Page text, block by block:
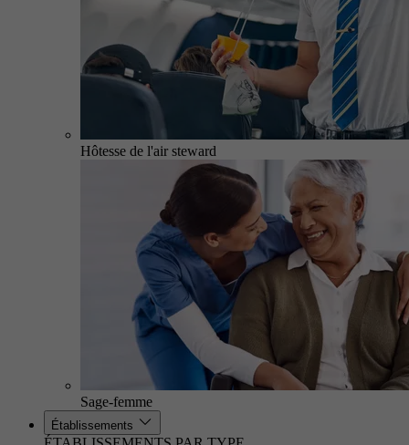
Hôtesse de l'air steward
Sage-femme
Établissements